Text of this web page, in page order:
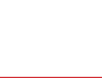
选择进博的理